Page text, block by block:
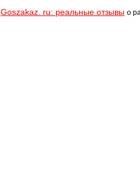
Goszakaz. ru: реальные отзывы о